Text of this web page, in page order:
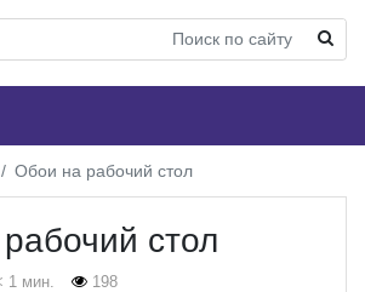
Обои на рабочий стол
стол
1 мин. 198